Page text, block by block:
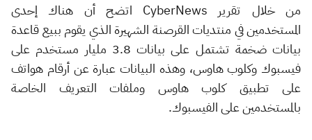
من خلال تقرير CyberNews اتضح أن هناك إحدى
المستخدمين في منتديات القرصنة الشهيرة الذي يقوم ببيع قاعدة
بيانات ضخمة تشتمل على بيانات 3.8 مليار مستخدم على
فيسبوك وكلوب هاوس، وهذه البيانات عبارة عن أرقام هواتف
على تطبيق كلوب هاوس وملفات التعريف الخاصة
بالمستخدمين على الفيسبوك.